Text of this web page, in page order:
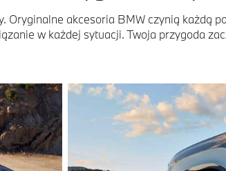
Oryginalne akcesoria BMW czynią każdą
w każdej sytuacji. Twoja przygoda